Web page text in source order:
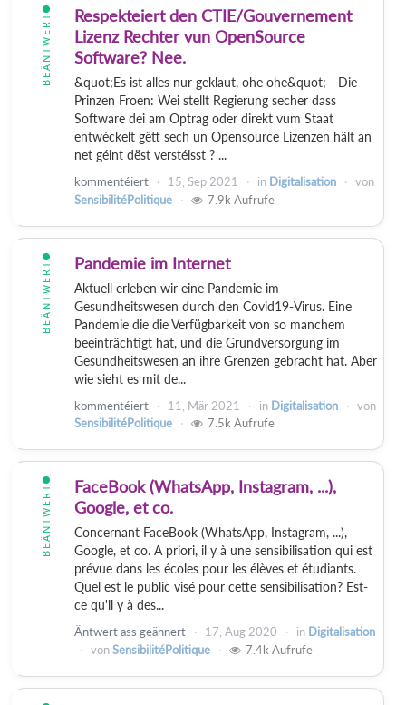
BEÄNTWERT
Respekteiert den CTIE/Gouvernement
Lizenz Rechter vun OpenSource
Software? Nee.
&quot;Es ist alles nur geklaut, ohe ohe&quot; - Die
Prinzen Froen: Wei stellt Regierung secher dass
Software dei am Optrag oder direkt vum Staat
entwéckelt gëtt sech un Opensource Lizenzen hält an
net géint dëst verstéisst ? ...
kommentéiert 15, Sep 2021 in Digitalisation
von
SensibilitéPolitique
7.9k Aufrufe
BEÄNTWERT Pandemie im Internet
Aktuell erleben wir eine Pandemie im
Gesundheitswesen durch den Covid19-Virus. Eine
Pandemie die die Verfügbarkeit von so manchem
beeinträchtigt hat, und die Grundversorgung im
Gesundheitswesen an ihre Grenzen gebracht hat. Aber
wie sieht es mit de...
kommentéiert 11, Mär 2021 in Digitalisation
von
SensibilitéPolitique
7.5k Aufrufe
BEÄNTWERT
FaceBook (WhatsApp, Instagram, ...),
Google, et co.
Concernant FaceBook (WhatsApp, Instagram, ...),
Google, et co. A priori, il y à une sensibilisation qui est
prévue dans les écoles pour les élèves et étudiants.
Quel est le public visé pour cette sensibilisation? Est-
ce qu'il y à des...
Äntwert ass geännert 17, Aug 2020 in Digitalisation
vonSensibilitéPolitique 7.4k Aufrufe